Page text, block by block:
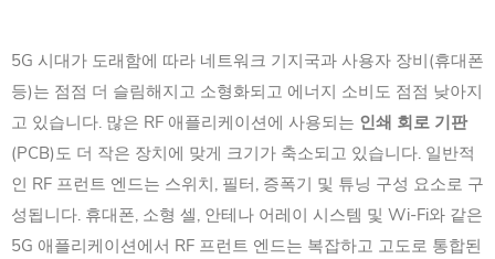
5G 시대가 도래함에 따라 네트워크 기지국과 사용자 장비(휴대폰
등)는 점점 더 슬림해지고 소형화되고 에너지 소비도 점점 낮아지
고 있습니다. 많은 RF 애플리케이션에 사용되는 인쇄 회로 기판
(PCB)도 더 작은 장치에 맞게 크기가 축소되고 있습니다. 일반적
인 RF 프런트 엔드는 스위치, 필터, 증폭기 및 튜닝 구성 요소로 구
성됩니다. 휴대폰, 소형 셀, 안테나 어레이 시스템 및 Wi-Fi와 같은
5G 애플리케이션에서 RF 프런트 엔드는 복잡하고 고도로 통합된